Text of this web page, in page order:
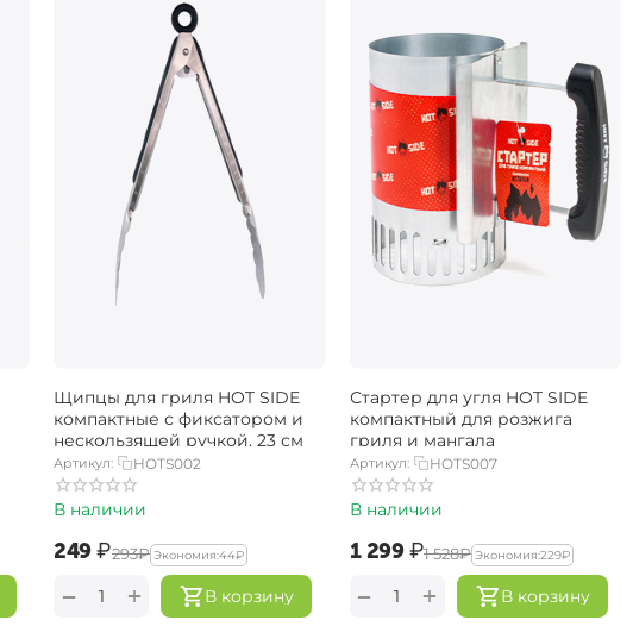
Щипцы для гриля HOT SIDE
компактные с фиксатором и
нескользящей ручкой, 23 см
Артикул: HOTS002
В наличии
‍249‍₽‍293‍₽ Экономия:‍44‍₽
В корзину
+
−
Стартер для угля HOT SIDE
компактный для розжига
гриля и мангала
Артикул: HOTS007
В наличии
‍1 299‍₽‍1 528‍₽ Экономия:‍229‍₽
В корзину
+
−